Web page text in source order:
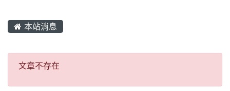
本站消息
文章不存在
文章不存在